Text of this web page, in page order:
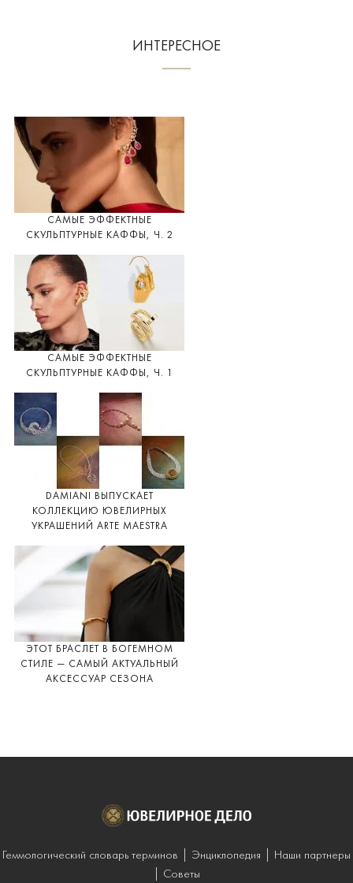
ИНТЕРЕСНОЕ
САМЫЕ ЭФФЕКТНЫЕ
СКУЛЬПТУРНЫЕ КАФФЫ, Ч. 2
САМЫЕ ЭФФЕКТНЫЕ
СКУЛЬПТУРНЫЕ КАФФЫ, Ч. 1
DAMIANI ВЫПУСКАЕТ
КОЛЛЕКЦИЮ ЮВЕЛИРНЫХ
УКРАШЕНИЙ ARTE MAESTRA
ЭТОТ БРАСЛЕТ В БОГЕМНОМ
СТИЛЕ — САМЫЙ АКТУАЛЬНЫЙ
АКСЕССУАР СЕЗОНА
Геммологический словарь терминов Энциклопедия
Наши партнеры
Советы